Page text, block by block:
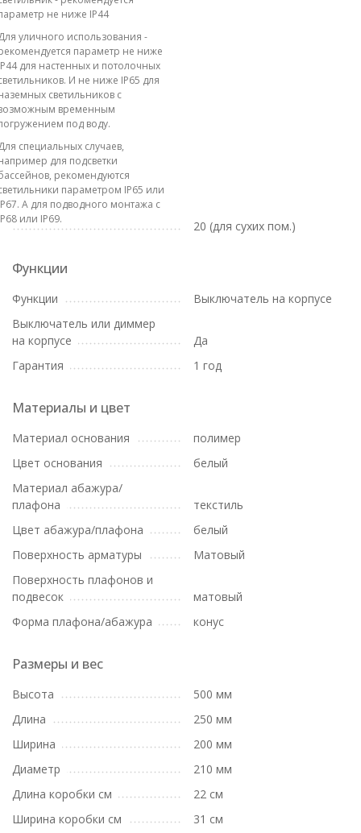
не ниже IP44
уличного использования -
параметр не ниже
для настенных и потолочных
И не ниже IP65 для
светильников с
временным
под воду.
специальных случаев,
для подсветки
рекомендуются
параметром IP65 или
А для подводного монтажа с
или IP69.
20 (для сухих пом.)
Функции
Функции
Выключатель на корпусе
Выключатель или диммер
на корпусе
Да
Гарантия
1 год
Материалы и цвет
Материал основания
полимер
Цвет основания
белый
Материал абажура/
плафона
текстиль
Цвет абажура/плафона
белый
Поверхность арматуры
Матовый
Поверхность плафонов и
подвесок
матовый
Форма плафона/абажура
конус
Размеры и вес
Высота
500 мм
Длина
250 мм
Ширина
200 мм
Диаметр
210 мм
Длина коробки см
22 см
Ширина коробки см
31 см